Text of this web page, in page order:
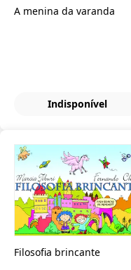
A menina da varanda
Indisponível
Filosofia brincante